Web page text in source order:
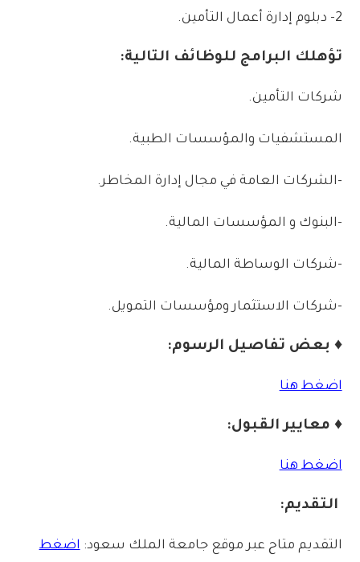
2- دبلوم إدارة أعمال التأمين.
تؤهلك البرامج للوظائف التالية:
شركات التأمين.
المستشفيات والمؤسسات الطبية.
-الشركات العامة في مجال إدارة المخاطر.
-البنوك و المؤسسات المالية.
-شركات الوساطة المالية.
-شركات الاستثمار ومؤسسات التمويل.
♦ بعض تفاصيل الرسوم:
اضغط هنا
♦ معايير القبول:
اضغط هنا
التقديم:
التقديم متاح عبر موقع جامعة الملك سعود: اضغط